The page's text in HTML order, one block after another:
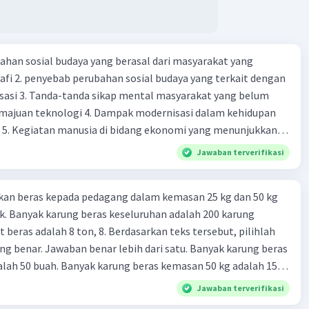
sosial budaya yang berasal dari masyarakat yang
2. penyebab perubahan sosial budaya yang terkait dengan
3. Tanda-tanda sikap mental masyarakat yang belum
teknologi 4. Dampak modernisasi dalam kehidupan
Kegiatan manusia di bidang ekonomi yang menunjukkan
modernisasi 6. Contoh pengaruh modernisasi di bidang ilmu
pendidikan terhadap pola pikir masyarakat 7. Konsep
kesalahan tersebut menganggap jika menjadi modern
8. arti dari globalisasi 9. Bentuk kearifan lokal di wilayah
dalam pengelolaan SDA dan dukungan dalam bentuk
menjaga tradisi kearifan lokal di Nusantara 11. Ciri uang
melakukan kegiatan barter 13. Arti dari durability yang
benda bisa dikatakan sebagai uang 14. maksud token
Jawaban terverifikasi
beras kepada pedagang dalam kemasan 25 kg dan 50 kg
Banyak karung beras keseluruhan adalah 200 karung
adalah 8 ton, 8. Berdasarkan teks tersebut, pilihlah
benar. Jawaban benar lebih dari satu. Banyak karung beras
50 buah. Banyak karung beras kemasan 50 kg adalah 150
dalam kemasan 25 kg adalah 2 ton. Perbandingan berat
kg dan 50 kg dalam truk adalah 1: 3. 9. Berdasarkan teks
Jawaban terverifikasi